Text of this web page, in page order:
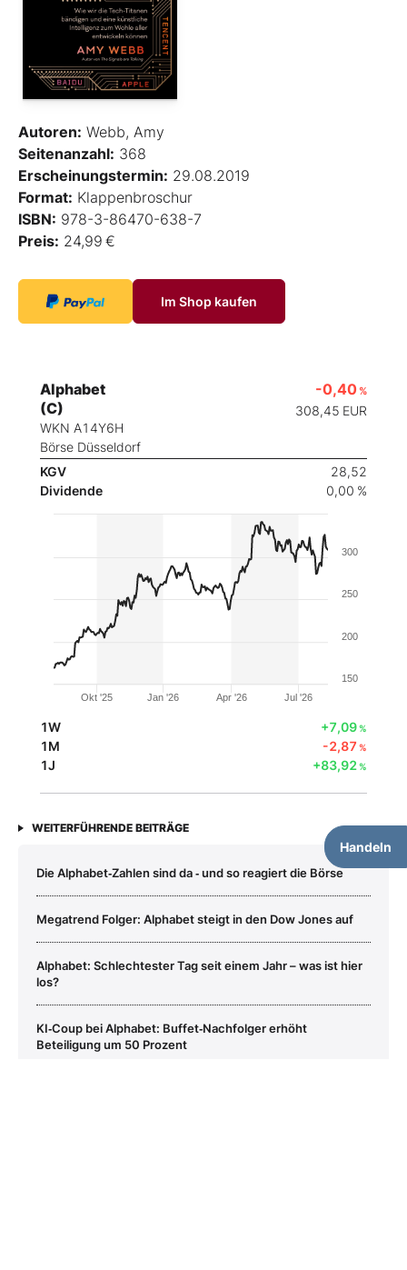
Autoren: Webb, Amy
Seitenanzahl: 368
Erscheinungstermin: 29.08.2019
Format: Klappenbroschur
ISBN: 978-3-86470-638-7
Preis: 24,99 €
Im Shop kaufen
Alphabet
(C)
WKN A14Y6H
Börse Düsseldorf
-0,40 %
308,45 EUR
KGV
28,52
Dividende
0,00 %
Handeln
Okt '25 Jan '26 Apr '26 Jul '26
150
200
250
300
1W +7,09%
1M -2,87 %
1J +83,92%
WEITERFÜHRENDE BEITRÄGE
Die Alphabet‑Zahlen sind da ‑ und so reagiert die Börse
Megatrend Folger: Alphabet steigt in den Dow Jones auf
Alphabet: Schlechtester Tag seit einem Jahr – was ist hier
los?
KI‑Coup bei Alphabet: Buffet‑Nachfolger erhöht
Beteiligung um 50 Prozent